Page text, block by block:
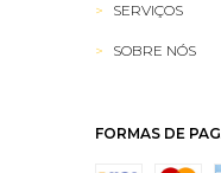
SERVIÇOS
SOBRE NÓS
FORMAS DE